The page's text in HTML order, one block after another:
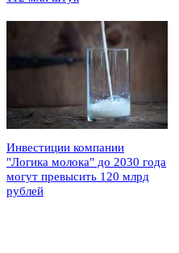
Инвестиции компании
"Логика молока" до 2030 года
могут превысить 120 млрд
рублей